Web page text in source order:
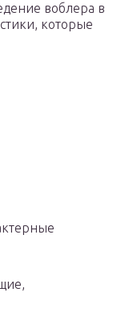
воблера в
которые